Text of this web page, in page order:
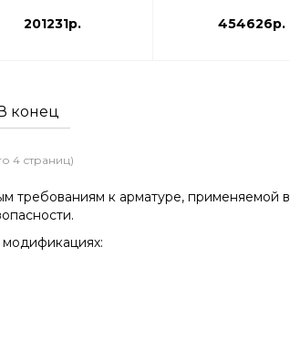
201231р.
454626р.
конец
4 страниц)
требованиям к арматуре, применяемой в